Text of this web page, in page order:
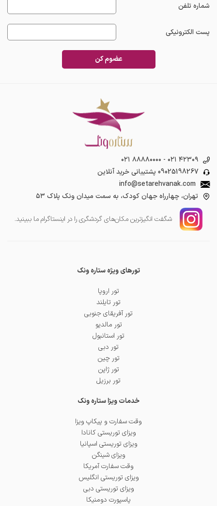
شماره تلفن
پست الکترونیکی
عضوم کن
۰۲۱ ۸۸۸۸۰۰۰۰ - ۰۲۱ ۴۲۳۰۹
09025198267 پشتیبانی خرید آنلاین
info@setarehvanak.com
تهران، چهارراه جهان کودک، به سمت میدان ونک پلاک ۵۳
شگفت انگیز‌ترین مکان‌های گردشگری را در اینستاگرام ما ببینید.
تورهای ویژه ستاره ونک
تور اروپا
تور تایلند
تور آفریقای جنوبی
تور مالدیو
تور استانبول
تور دبی
تور چین
تور ژاپن
تور برزیل
خدمات ویزا ستاره ونک
وقت سفارت و پیکاپ ویزا
ویزای توریستی کانادا
ویزای توریستی اسپانیا
ویزای شینگن
وقت سفارت آمریکا
ویزای توریستی انگلیس
ویزای توریستی دبی
پاسپورت دومنیکا